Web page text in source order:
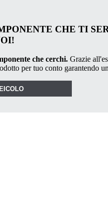
CHE TI
che cerchi. Grazie
per tuo conto garantendo